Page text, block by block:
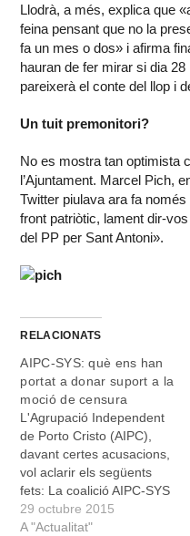
Llodrà, a més, explica que
feina pensant que no la
fa un mes o dos» i afirma
hauran de fer mirar si dia
pareixerà el conte del llop i
Un tuit premonitori?
No es mostra tan optimista
l’Ajuntament. Marcel Pich,
Twitter piulava ara fa
front patriòtic, lament dir-
del PP per Sant Antoni».
RELACIONATS
AIPC-SYS: què ens han
portat a donar suport a la
moció de censura
L'Agrupació Independent
de Porto Cristo (AIPC),
davant certes acusacions,
vol aclarir els següents
fets: La coalició AIPC-SYS
obtingué, en aquestes
darreres eleccions
29 octubre 2015
A "Actualitat"